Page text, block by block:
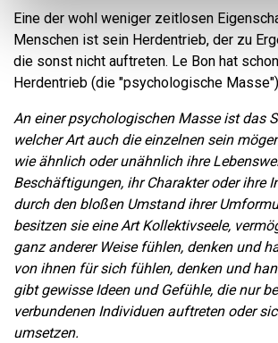
Eine der wohl weniger zeitlosen
Menschen ist sein Herdentrieb, der zu
die sonst nicht auftreten. Le Bon hat
Herdentrieb (die "psychologische
An einer psychologischen Masse ist das
welcher Art auch die einzelnen sein
wie ähnlich oder unähnlich ihre
Beschäftigungen, ihr Charakter oder ihre
durch den bloßen Umstand ihrer
besitzen sie eine Art Kollektivseele,
ganz anderer Weise fühlen, denken und
von ihnen für sich fühlen, denken und
gibt gewisse Ideen und Gefühle, die nur
verbundenen Individuen auftreten oder
umsetzen.